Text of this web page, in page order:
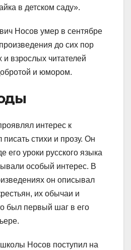
в детском саду».
Носов умер в сентябре
до сих пор
и взрослых читателей
и юмором.
интерес к
писать стихи и прозу. Он
его уроки русского языка
особый интерес. В
он описывал
их обычаи и
был первый шаг в его
Носов поступил на